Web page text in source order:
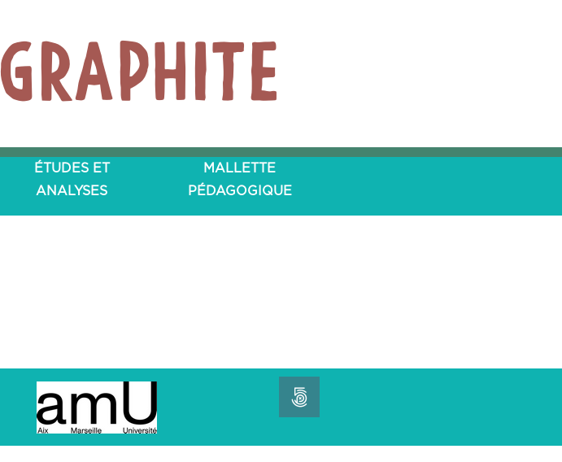
Graphite
ÉTUDES ET
ANALYSES
MALLETTE
PÉDAGOGIQUE